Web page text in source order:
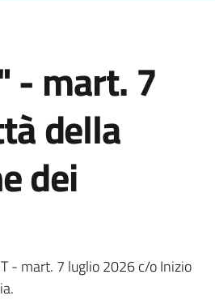
- mart. 7
della
dei
- mart. 7 luglio 2026 c/o Inizio